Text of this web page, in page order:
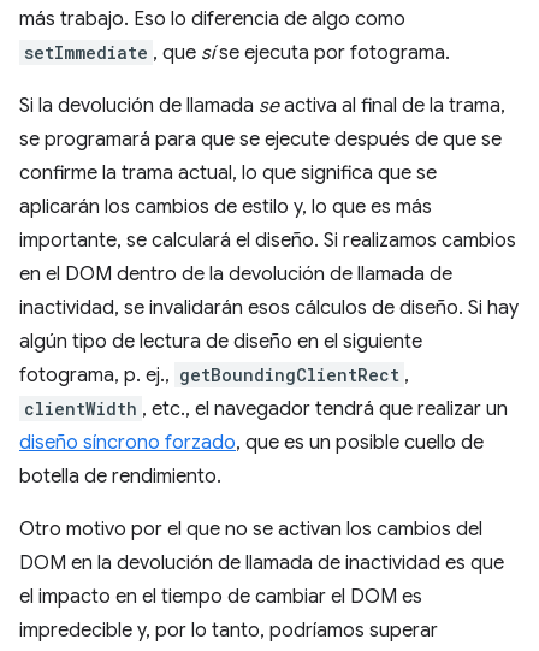
más trabajo. Eso lo diferencia de algo como
setImmediate , que síse ejecuta por fotograma.
Si la devolución de llamada seactiva al final de la trama,
se programará para que se ejecute después de que se
confirme la trama actual, lo que significa que se
aplicarán los cambios de estilo y, lo que es más
importante, se calculará el diseño. Si realizamos cambios
en el DOM dentro de la devolución de llamada de
inactividad, se invalidarán esos cálculos de diseño. Si hay
algún tipo de lectura de diseño en el siguiente
fotograma, p. ej., getBoundingClientRect ,
clientWidth , etc., el navegador tendrá que realizar un
diseño síncrono forzado, que es un posible cuello de
botella de rendimiento.
Otro motivo por el que no se activan los cambios del
DOM en la devolución de llamada de inactividad es que
el impacto en el tiempo de cambiar el DOM es
impredecible y, por lo tanto, podríamos superar